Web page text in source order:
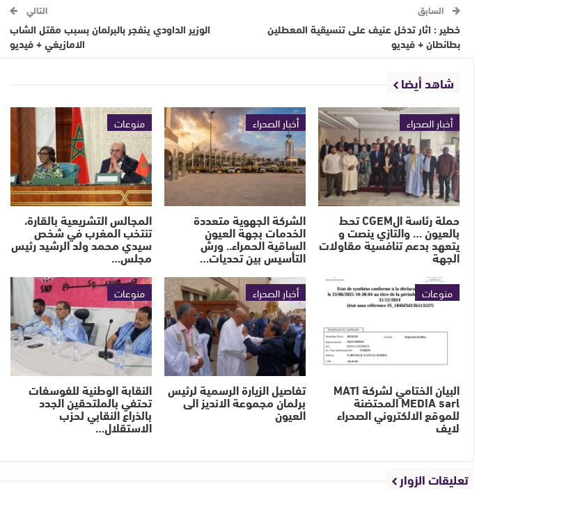
السابق
خطير : اثار تدخل عنيف على تنسيقية المعطلين
بطانطان + فيديو
التالي
الوزير الداودي ينفجر بالبرلمان بسبب مقتل الشاب
الامازيغي + فيديو
شاهد أيضا
أخبار الصحراء
حملة رئاسة الCGEM تحط
بالعيون … والتازي ينصت و
يتعهد بدعم تنافسية مقاولات
الجهة
أخبار الصحراء
الشركة الجهوية متعددة
الخدمات بجهة العيون
الساقية الحمراء.. ورش
التأسيس بين تحديات…
منوعات
المجالس التشريعية بالقارة،
تنتخب المغرب في شخص
سيدي محمد ولد الرشيد رئيس
مجلس…
منوعات
البيان الختامي لشركة MATI
MEDIA sarl المحتضنة
للموقع الالكتروني الصحراء
لايف
أخبار الصحراء
تفاصيل الزيارة الرسمية لرئيس
برلمان مجموعة الانديز الى
العيون
منوعات
النقابة الوطنية للفوسفات
تحتفي بالملتحقين الجدد
بالذراع النقابي لحزب
الاستقلال…
تعليقات الزوار